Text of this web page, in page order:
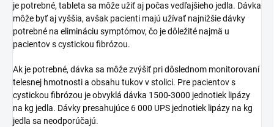
je potrebné, tableta sa môže užiť aj počas vedľajšieho jedla. Dávka
môže byť aj vyššia, avšak pacienti majú užívať najnižšie dávky
potrebné na elimináciu symptómov, čo je dôležité najmä u
pacientov s cystickou fibrózou.
Ak je potrebné, dávka sa môže zvýšiť pri dôslednom monitorovaní
telesnej hmotnosti a obsahu tukov v stolici. Pre pacientov s
cystickou fibrózou je obvyklá dávka 1500-3000 jednotiek lipázy
na kg jedla. Dávky presahujúce 6 000 UPS jednotiek lipázy na kg
jedla sa neodporúčajú.